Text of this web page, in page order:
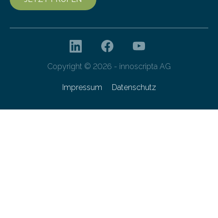
Copyright © 2026 - innoscripta AG
Impressum Datenschutz